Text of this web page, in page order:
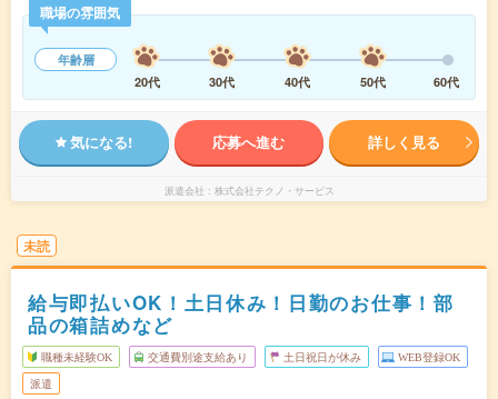
職場の雰囲気
年齢層
20代
30代 40代 50代 60代
気になる! 応募へ進む 詳しく見る
派遣会社 株式会社テクノ・サービス
未読
給与即払いOK！土日休み！日勤のお仕事！部
品の箱詰めなど
職種未経験OK 交通費別途支給あり 土日祝日が休み WEB登録OK
派遣